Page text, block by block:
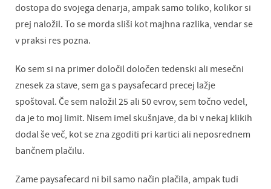
dostopa do svojega denarja, ampak samo toliko, kolikor si
prej naložil. To se morda sliši kot majhna razlika, vendar se
v praksi res pozna.
Ko sem si na primer določil določen tedenski ali mesečni
znesek za stave, sem ga s paysafecard precej lažje
spoštoval. Če sem naložil 25 ali 50 evrov, sem točno vedel,
da je to moj limit. Nisem imel skušnjave, da bi v nekaj klikih
dodal še več, kot se zna zgoditi pri kartici ali neposrednem
bančnem plačilu.
Zame paysafecard ni bil samo način plačila, ampak tudi